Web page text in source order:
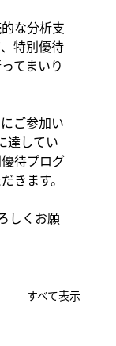
な分析支
特別優待
てまいり
ご参加い
達してい
待プログ
きます。
しくお願
すべて表示